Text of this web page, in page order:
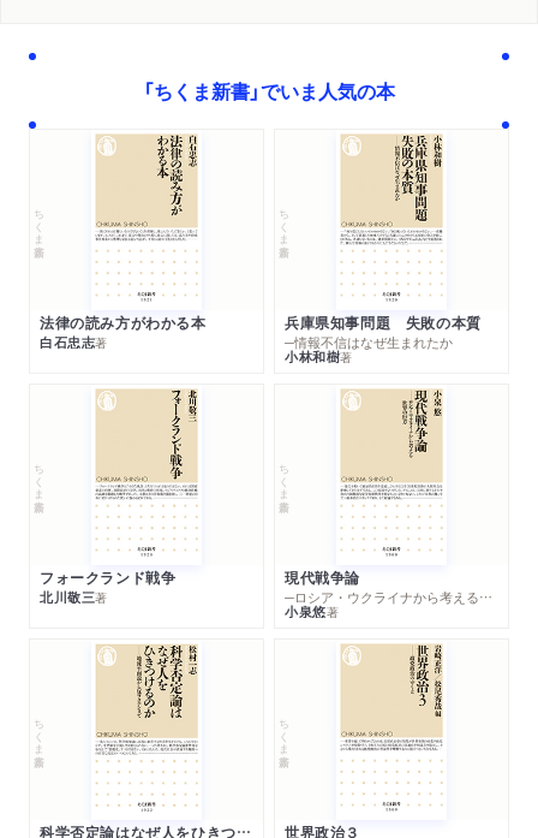
「ちくま新書」でいま人気の本
ちくま新書
法律の読み方がわかる本
白石忠志著
ちくま新書
兵庫県知事問題 失敗の本質
─情報不信はなぜ生まれたか
小林和樹著
ちくま新書
フォークランド戦争
北川敬三著
ちくま新書
現代戦争論
─ロシア・ウクライナから考える世界の行方
小泉悠著
ちくま新書
科学否定論はなぜ人をひきつけるのか
ちくま新書
世界政治３